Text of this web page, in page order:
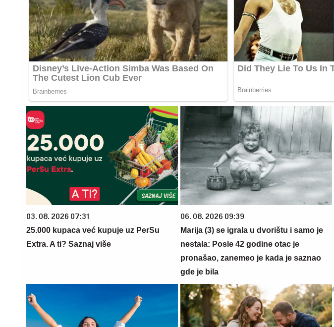
03. 08. 2026 07:31
25.000 kupaca već kupuje uz PerSu
Extra. A ti? Saznaj više
06. 08. 2026 09:39
Marija (3) se igrala u dvorištu i samo je
nestala: Posle 42 godine otac je
pronašao, zanemeo je kada je saznao
gde je bila